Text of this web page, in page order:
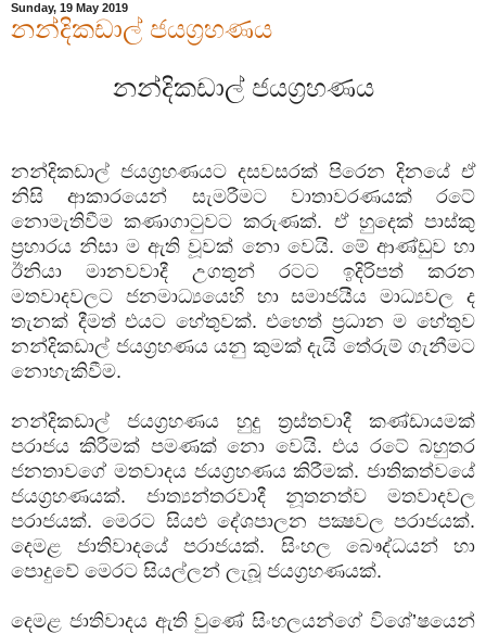
Sunday, 19 May 2019
නන්දිකඩාල් ජයග්‍රහණය
නන්දිකඩාල් ජයග්‍රහණය
නන්දිකඩාල් ජයග්‍රහණයට දසවසරක් පිරෙන දිනයේ ඒ
නිසි ආකාරයෙන් සැමරීමට වාතාවරණයක් රටේ
නොමැතිවීම කණාගාටුවට කරුණක්. ඒ හුදෙක් පාස්කු
ප්‍රහාරය නිසා ම ඇති වූවක් නො වෙයි. මේ ආණ්ඩුව හා
ඊනියා මානවවාදී උගතුන් රටට ඉදිරිපත් කරන
මතවාදවලට ජනමාධ්‍යයෙහි හා සමාජයීය මාධ්‍යවල ද
තැනක් දීමත් එයට හේතුවක්. එහෙත් ප්‍රධාන ම හේතුව
නන්දිකඩාල් ජයග්‍රහණය යනු කුමක් දැයි තේරුම් ගැනීමට
නොහැකිවීම.
නන්දිකඩාල් ජයග්‍රහණය හුදු ත්‍රස්තවාදී කණ්ඩායමක්
පරාජය කිරීමක් පමණක් නො වෙයි. එය රටේ බහුතර
ජනතාවගේ මතවාදය ජයග්‍රහණය කිරීමක්. ජාතිකත්වයේ
ජයග්‍රහණයක්. ජාත්‍යන්තරවාදී නූතනත්ව මතවාදවල
පරාජයක්. මෙරට සියළු දේශපාලන පක්‍ෂවල පරාජයක්.
දෙමළ ජාතිවාදයේ පරාජයක්. සිංහල බෞද්ධයන් හා
පොදුවේ මෙරට සියල්ලන් ලැබූ ජයග්‍රහණයක්.
දෙමළ ජාතිවාදය ඇති වුණේ සිංහලයන්ගේ විශේ’ෂයෙන්